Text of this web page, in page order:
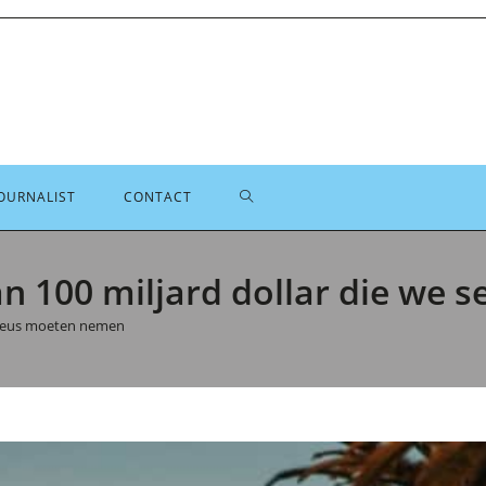
CONTACT TOGGLE
100 miljard dollar die we
moeten nemen